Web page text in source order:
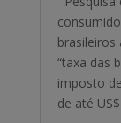
brasileiros
“taxa das
imposto
de até